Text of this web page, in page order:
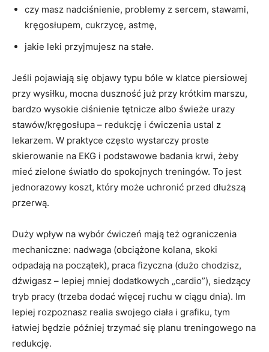
czy masz nadciśnienie, problemy z sercem, stawami,
kręgosłupem, cukrzycę, astmę,
jakie leki przyjmujesz na stałe.
Jeśli pojawiają się objawy typu bóle w klatce piersiowej
przy wysiłku, mocna duszność już przy krótkim marszu,
bardzo wysokie ciśnienie tętnicze albo świeże urazy
stawów/kręgosłupa – redukcję i ćwiczenia ustal z
lekarzem. W praktyce często wystarczy proste
skierowanie na EKG i podstawowe badania krwi, żeby
mieć zielone światło do spokojnych treningów. To jest
jednorazowy koszt, który może uchronić przed dłuższą
przerwą.
Duży wpływ na wybór ćwiczeń mają też ograniczenia
mechaniczne: nadwaga (obciążone kolana, skoki
odpadają na początek), praca fizyczna (dużo chodzisz,
dźwigasz – lepiej mniej dodatkowych „cardio”), siedzący
tryb pracy (trzeba dodać więcej ruchu w ciągu dnia). Im
lepiej rozpoznasz realia swojego ciała i grafiku, tym
łatwiej będzie później trzymać się planu treningowego na
redukcję.